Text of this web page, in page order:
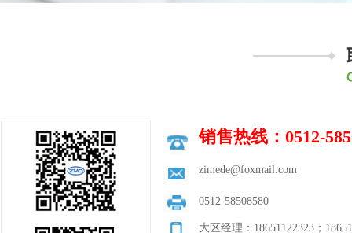
销售热线：0512-
zimede@foxmail.com
0512-58508580
大区经理：18651122323；